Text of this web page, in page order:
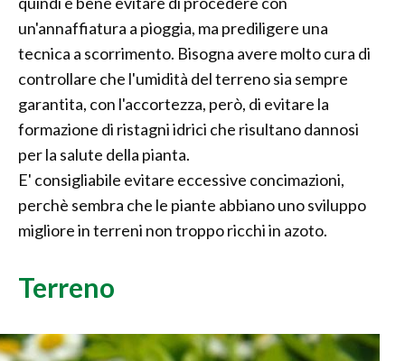
un'annaffiatura a pioggia, ma prediligere una
tecnica a scorrimento. Bisogna avere molto cura di
controllare che l'umidità del terreno sia sempre
garantita, con l'accortezza, però, di evitare la
formazione di ristagni idrici che risultano dannosi
per la salute della pianta.
E' consigliabile evitare eccessive concimazioni,
perchè sembra che le piante abbiano uno sviluppo
migliore in terreni non troppo ricchi in azoto.
Terreno